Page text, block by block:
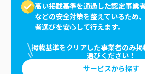
高い掲載基準を通過した認定事業
などの安全対策を整えているため
者選びを安心して行えます。
掲載基準をクリアした事業者のみ掲
選びください！
サービスから探す